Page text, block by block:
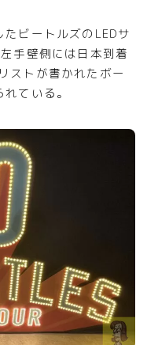
ビートルズのLEDサ
手壁側には日本到着
ストが書かれたボー
ている。